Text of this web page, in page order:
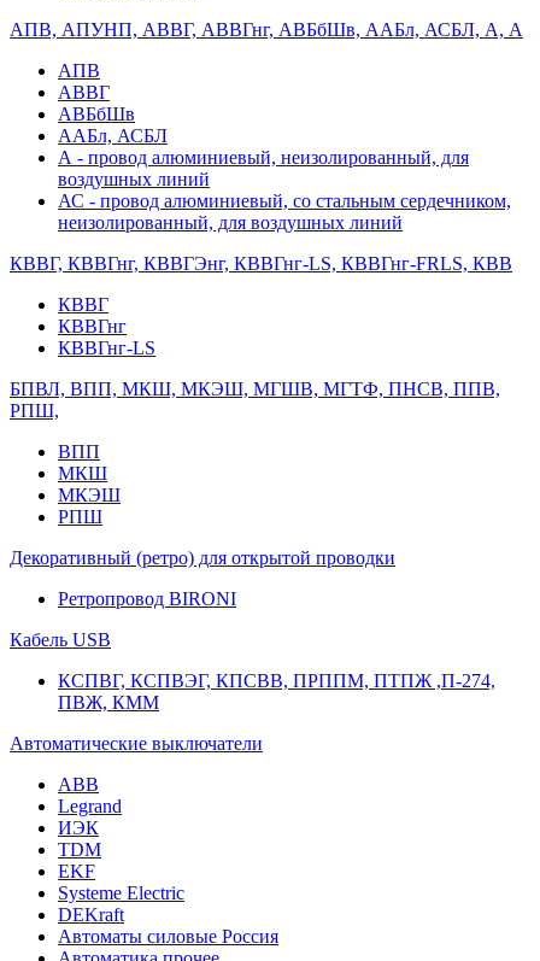
АПВ, АПУНП, АВВГ, АВВГнг, АВБбШв, ААБл, АСБЛ, А, А
АПВ
АВВГ
АВБбШв
ААБл, АСБЛ
А - провод алюминиевый, неизолированный, для
воздушных линий
АС - провод алюминиевый, со стальным сердечником,
неизолированный, для воздушных линий
КВВГ, КВВГнг, КВВГЭнг, КВВГнг-LS, КВВГнг-FRLS, КВВ
КВВГ
КВВГнг
КВВГнг-LS
БПВЛ, ВПП, МКШ, МКЭШ, МГШВ, МГТФ, ПНСВ, ППВ,
РПШ,
ВПП
МКШ
МКЭШ
РПШ
Декоративный (ретро) для открытой проводки
Ретропровод BIRONI
Кабель USB
КСПВГ, КСПВЭГ, КПСВВ, ПРППМ, ПТПЖ ,П-274,
ПВЖ, КММ
Автоматические выключатели
ABB
Legrand
ИЭК
TDM
EKF
Systeme Electric
DEKraft
Автоматы силовые Россия